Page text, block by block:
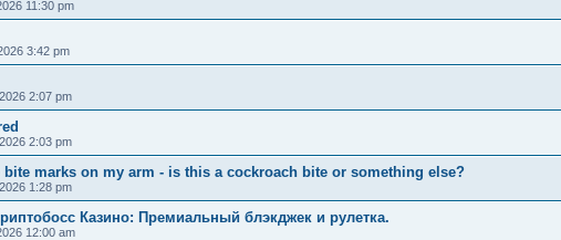
11:30 pm
3:42 pm
2:07 pm
2:03 pm
bite marks on my arm - is this a cockroach bite or something else?
1:28 pm
Казино: Премиальный блэкджек и рулетка.
12:00 am